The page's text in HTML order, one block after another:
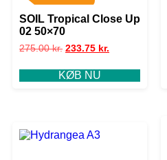
SOIL Tropical Close Up
02 50×70
275.00kr. 233.75 kr.
KØB NU